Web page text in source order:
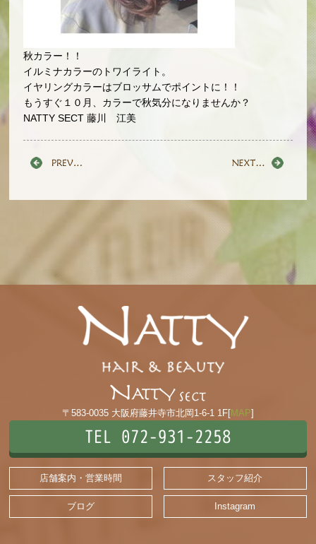
秋カラー！！
イルミナカラーのトワイライト。
イヤリングカラーはブロッサムでポイントに！！
もうすぐ１０月、カラーで秋気分になりませんか？
NATTY SECT 藤川 江美
〒583-0035 大阪府藤井寺市北岡1-6-1 1F[MAP]
TEL 072-931-2258
店舗案内・営業時間 スタッフ紹介
ブログ Instagram